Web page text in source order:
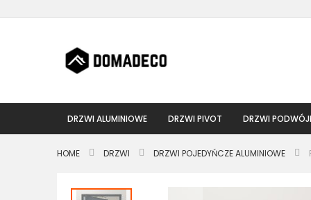
do
DRZWI ALUMINIOWE DRZWI PIVOT DRZWI
HOME DRZWI DRZWI POJEDYŃCZE ALUMINIOWE
Przejdź